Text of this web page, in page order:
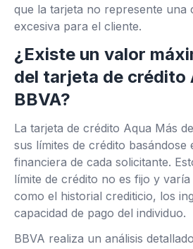
que la tarjeta no represente una
excesiva para el cliente.
¿Existe un valor
del tarjeta de crédito
BBVA?
La tarjeta de crédito Aqua Más
sus límites de crédito basándose
financiera de cada solicitante.
límite de crédito no es fijo y
como el historial crediticio, los
capacidad de pago del individuo.
BBVA realiza un análisis